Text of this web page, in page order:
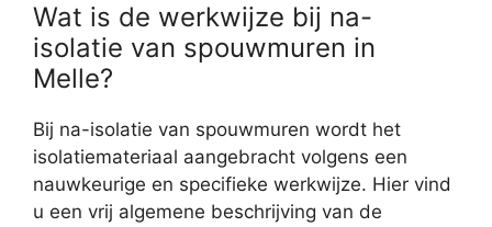
Wat is de werkwijze bij na-
isolatie van spouwmuren in
Melle?
Bij na-isolatie van spouwmuren wordt het
isolatiemateriaal aangebracht volgens een
nauwkeurige en specifieke werkwijze. Hier vind
u een vrij algemene beschrijving van de